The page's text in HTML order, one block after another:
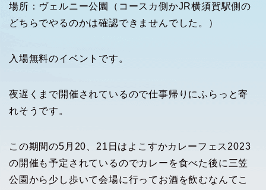
場所：ヴェルニー公園（コースカ側かJR横須賀駅側の
どちらでやるのかは確認できませんでした。）
入場無料のイベントです。
夜遅くまで開催されているので仕事帰りにふらっと寄
れそうです。
この期間の5月20、21日はよこすかカレーフェス2023
の開催も予定されているのでカレーを食べた後に三笠
公園から少し歩いて会場に行ってお酒を飲むなんてこ